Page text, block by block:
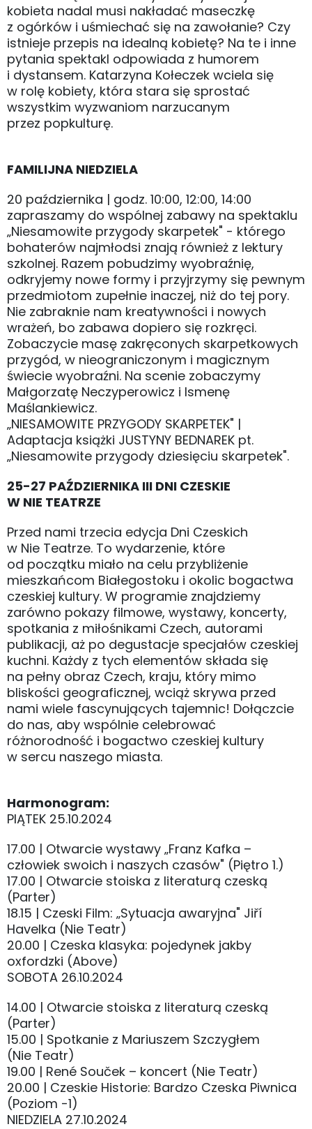
kobieta nadal musi nakładać maseczkę
z ogórków i uśmiechać się na zawołanie? Czy
istnieje przepis na idealną kobietę? Na te i inne
pytania spektakl odpowiada z humorem
i dystansem. Katarzyna Kołeczek wciela się
w rolę kobiety, która stara się sprostać
wszystkim wyzwaniom narzucanym
przez popkulturę.
FAMILIJNA NIEDZIELA
20 października | godz. 10:00, 12:00, 14:00
zapraszamy do wspólnej zabawy na spektaklu
„Niesamowite przygody skarpetek" - którego
bohaterów najmłodsi znają również z lektury
szkolnej. Razem pobudzimy wyobraźnię,
odkryjemy nowe formy i przyjrzymy się pewnym
przedmiotom zupełnie inaczej, niż do tej pory.
Nie zabraknie nam kreatywności i nowych
wrażeń, bo zabawa dopiero się rozkręci.
Zobaczycie masę zakręconych skarpetkowych
przygód, w nieograniczonym i magicznym
świecie wyobraźni. Na scenie zobaczymy
Małgorzatę Neczyperowicz i Ismenę
Maślankiewicz.
„NIESAMOWITE PRZYGODY SKARPETEK" |
Adaptacja książki JUSTYNY BEDNAREK pt.
„Niesamowite przygody dziesięciu skarpetek".
25-27 PAŹDZIERNIKA III DNI CZESKIE
W NIE TEATRZE
Przed nami trzecia edycja Dni Czeskich
w Nie Teatrze. To wydarzenie, które
od początku miało na celu przybliżenie
mieszkańcom Białegostoku i okolic bogactwa
czeskiej kultury. W programie znajdziemy
zarówno pokazy filmowe, wystawy, koncerty,
spotkania z miłośnikami Czech, autorami
publikacji, aż po degustacje specjałów czeskiej
kuchni. Każdy z tych elementów składa się
na pełny obraz Czech, kraju, który mimo
bliskości geograficznej, wciąż skrywa przed
nami wiele fascynujących tajemnic! Dołączcie
do nas, aby wspólnie celebrować
różnorodność i bogactwo czeskiej kultury
w sercu naszego miasta.
Harmonogram:
PIĄTEK 25.10.2024
17.00 | Otwarcie wystawy „Franz Kafka –
człowiek swoich i naszych czasów" (Piętro 1.)
17.00 | Otwarcie stoiska z literaturą czeską
(Parter)
18.15 | Czeski Film: „Sytuacja awaryjna" Jiří
Havelka (Nie Teatr)
20.00 | Czeska klasyka: pojedynek jakby
oxfordzki (Above)
SOBOTA 26.10.2024
14.00 | Otwarcie stoiska z literaturą czeską
(Parter)
15.00 | Spotkanie z Mariuszem Szczygłem
(Nie Teatr)
19.00 | René Souček – koncert (Nie Teatr)
20.00 | Czeskie Historie: Bardzo Czeska Piwnica
(Poziom -1)
NIEDZIELA 27.10.2024